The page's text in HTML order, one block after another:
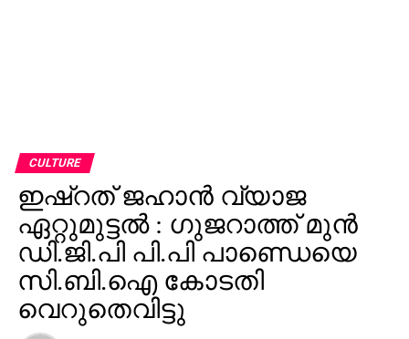
CULTURE
ഇഷ്‌റത് ജഹാന്‍ വ്യാജ
ഏറ്റുമുട്ടല്‍ : ഗുജറാത്ത് മുന്‍
ഡി.ജി.പി പി.പി പാണ്ഡെയെ
സി.ബി.ഐ കോടതി
വെറുതെവിട്ടു